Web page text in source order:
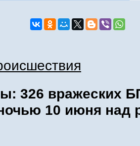
326 вражеских
10 июня над